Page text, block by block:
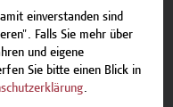
der Reflexion in
einverstanden sind
Falls Sie mehr über
und eigene
Sie bitte einen Blick in
.